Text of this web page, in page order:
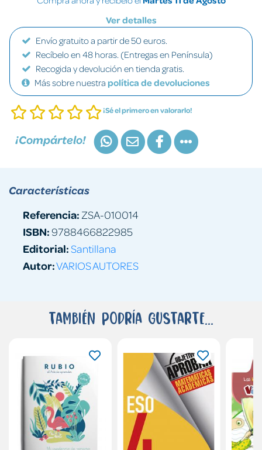
Ver detalles
Envío gratuito a partir de 50 euros.
Recíbelo en 48 horas. (Entregas en Península)
Recogida y devolución en tienda gratis.
Más sobre nuestra política de devoluciones
¡Sé el primero en valorarlo!
¡Compártelo!
Características
Referencia: ZSA-010014
ISBN:9788466822985
Editorial:Santillana
Autor:VARIOS AUTORES
También podría gustarte...